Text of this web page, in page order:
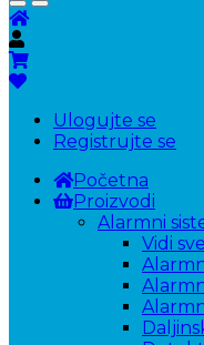
Ulogujte se
Registrujte se
Početna
Proizvodi
Alarmni
Vidi sve